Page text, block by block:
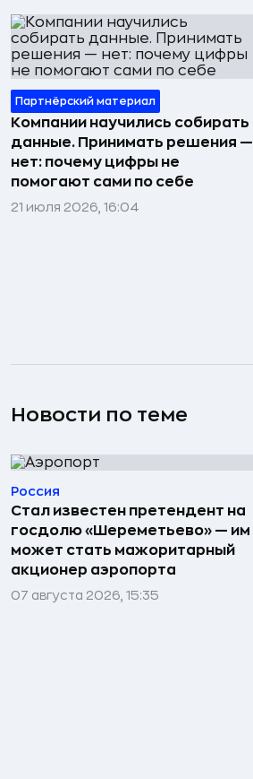
Партнёрский материал
Компании научились собирать
данные. Принимать решения —
нет: почему цифры не
помогают сами по себе
21 июля 2026, 16:04
Новости по теме
Россия
Стал известен претендент на
госдолю «Шереметьево» — им
может стать мажоритарный
акционер аэропорта
07 августа 2026, 15:35